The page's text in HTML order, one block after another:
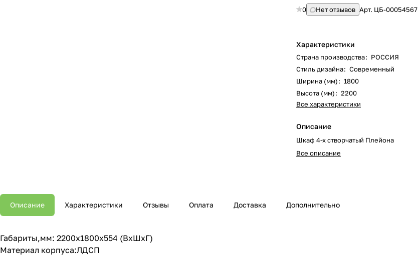
0 Нет отзывов Арт. ЦБ-00054567
Характеристики
Страна производства: РОССИЯ
Стиль дизайна: Современный
Ширина (мм): 1800
Высота (мм): 2200
Все характеристики
Описание
Шкаф 4-х створчатый Плейона
Все описание
Описание Характеристики Отзывы Оплата Доставка Дополнительно
Габариты,мм: 2200х1800х554 (ВхШхГ)
Материал корпуса:ЛДСП